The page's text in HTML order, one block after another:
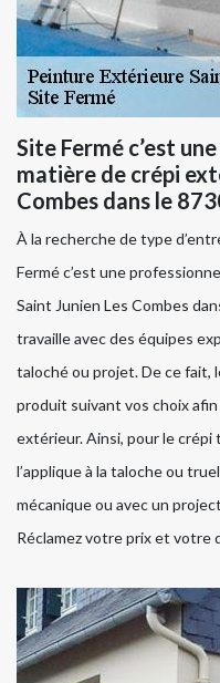
Site Fermé c’est
matière de crépi
Combes dans le
À la recherche de type
Fermé c’est une
Saint Junien Les Combes
travaille avec des équipes
taloché ou projet. De ce fait,
produit suivant vos choix
extérieur. Ainsi, pour le crépi
l’applique à la taloche ou
mécanique ou avec un
Réclamez votre prix et votre